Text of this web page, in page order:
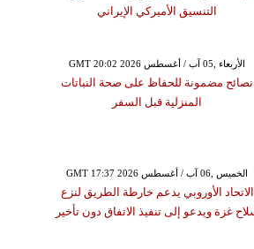
التنسيق الأميركي الإيراني
GMT 20:02 2026 الأربعاء ,05 آب / أغسطس
نصائح مضمونة للحفاظ على صحة النباتات
المنزلية قبل السفر
GMT 17:37 2026 الخميس ,06 آب / أغسطس
الاتحاد الأوروبي يدعم خارطة الطريق لنزع
غزة ويدعو إلى تنفيذ الاتفاق دون تأخير